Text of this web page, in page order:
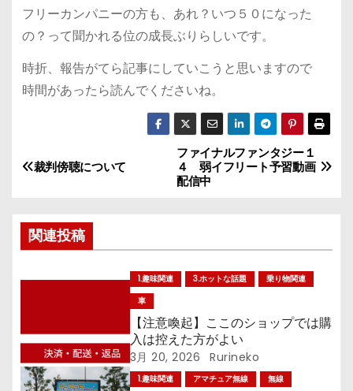
フリーカンパニーの方も、あれ？いつ５０になった
の？って聞かれる位の成長ぶりらしいです。
時折、報告がてら記事にしていこうと思いますので
時間があったら読んでくださいね。
投
ナ
ビ
ー
シ
ファイナルファンタジー１
４ 弱イフリート予習動画
配信中
裁判傍聴について
関連投稿
1.趣味関連 3.ホットな話題
乗り物関連
車
【注意喚起】ここのショップでは購
入は控えた方がよい
3月 20, 2026 Rurineko
1.趣味関連 アマチュア無線 無線